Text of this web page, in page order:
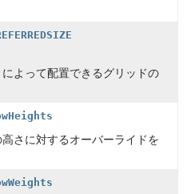
よって配置できるグリッドの
さに対するオーバーライドを